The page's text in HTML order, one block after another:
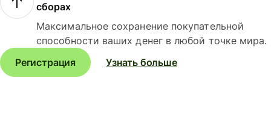
сборах
Максимальное сохранение покупательной
способности ваших денег в любой точке мира.
Регистрация
Узнать больше